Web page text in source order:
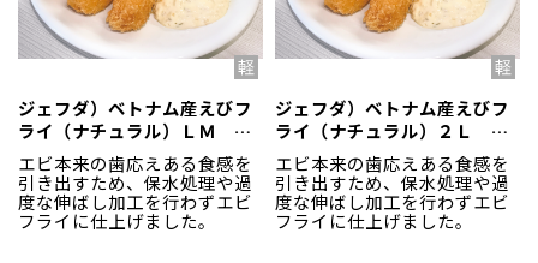
ジェフダ）ベトナム産えびフ
ライ（ナチュラル）ＬＭ １
０尾
エビ本来の歯応えある食感を
引き出すため、保水処理や過
度な伸ばし加工を行わずエビ
フライに仕上げました。
ジェフダ）ベトナム産えびフ
ライ（ナチュラル）２Ｌ １
０尾
エビ本来の歯応えある食感を
引き出すため、保水処理や過
度な伸ばし加工を行わずエビ
フライに仕上げました。